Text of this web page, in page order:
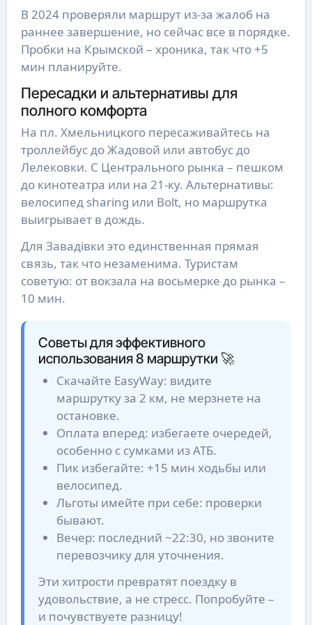
В 2024 проверяли маршрут из-за жалоб на
раннее завершение, но сейчас все в порядке.
Пробки на Крымской – хроника, так что +5
мин планируйте.
Пересадки и альтернативы для
полного комфорта
На пл. Хмельницкого пересаживайтесь на
троллейбус до Жадовой или автобус до
Лелековки. С Центрального рынка – пешком
до кинотеатра или на 21-ку. Альтернативы:
велосипед sharing или Bolt, но маршрутка
выигрывает в дождь.
Для Завадівки это единственная прямая
связь, так что незаменима. Туристам
советую: от вокзала на восьмерке до рынка –
10 мин.
Советы для эффективного
использования 8 маршрутки 🚀
Скачайте EasyWay: видите
маршрутку за 2 км, не мерзнете на
остановке.
Оплата вперед: избегаете очередей,
особенно с сумками из АТБ.
Пик избегайте: +15 мин ходьбы или
велосипед.
Льготы имейте при себе: проверки
бывают.
Вечер: последний ~22:30, но звоните
перевозчику для уточнения.
Эти хитрости превратят поездку в
удовольствие, а не стресс. Попробуйте –
и почувствуете разницу!